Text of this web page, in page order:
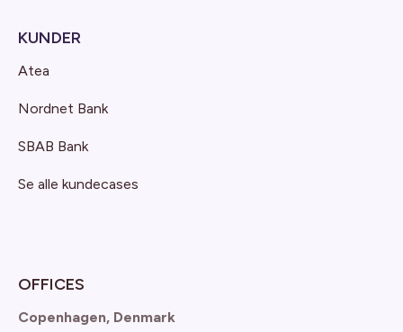
KUNDER
Atea
Nordnet Bank
SBAB Bank
Se alle kundecases
OFFICES
Copenhagen, Denmark